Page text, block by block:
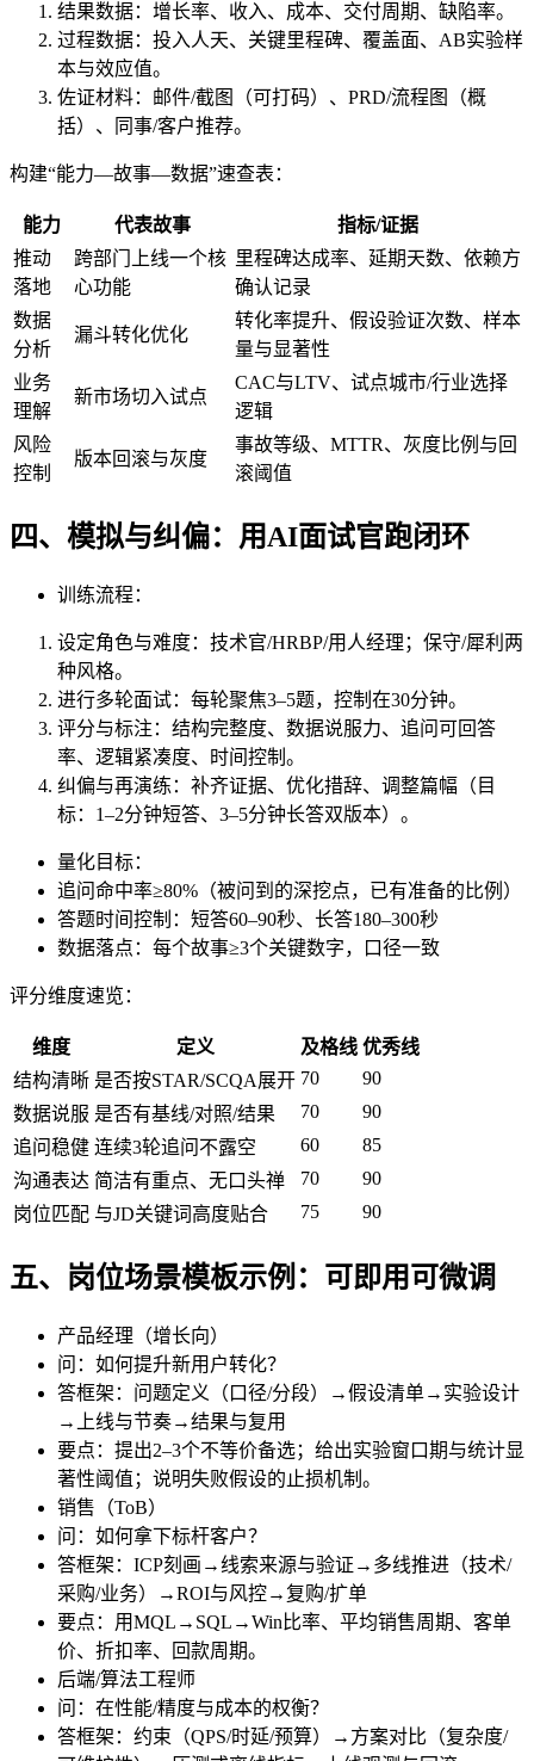
结果数据：增长率、收入、成本、交付周期、缺陷率。
过程数据：投入人天、关键里程碑、覆盖面、AB实验样
本与效应值。
佐证材料：邮件/截图（可打码）、PRD/流程图（概
括）、同事/客户推荐。
构建“能力—故事—数据”速查表：
能力 代表故事
指标/证据
推动
落地
跨部门上线一个核
心功能
里程碑达成率、延期天数、依赖方
确认记录
数据
分析
漏斗转化优化
转化率提升、假设验证次数、样本
量与显著性
业务
理解
新市场切入试点
CAC与LTV、试点城市/行业选择
逻辑
风险
控制
版本回滚与灰度
事故等级、MTTR、灰度比例与回
滚阈值
四、模拟与纠偏：用AI面试官跑闭环
训练流程：
设定角色与难度：技术官/HRBP/用人经理；保守/犀利两
种风格。
进行多轮面试：每轮聚焦3–5题，控制在30分钟。
评分与标注：结构完整度、数据说服力、追问可回答
率、逻辑紧凑度、时间控制。
纠偏与再演练：补齐证据、优化措辞、调整篇幅（目
标：1–2分钟短答、3–5分钟长答双版本）。
量化目标：
追问命中率≥80%（被问到的深挖点，已有准备的比例）
答题时间控制：短答60–90秒、长答180–300秒
数据落点：每个故事≥3个关键数字，口径一致
评分维度速览：
维度 定义 及格线 优秀线
结构清晰 是否按STAR/SCQA展开 70
90
数据说服 是否有基线/对照/结果 70
90
追问稳健 连续3轮追问不露空 60
85
沟通表达 简洁有重点、无口头禅 70
90
岗位匹配 与JD关键词高度贴合 75 90
五、岗位场景模板示例：可即用可微调
产品经理（增长向）
问：如何提升新用户转化？
答框架：问题定义（口径/分段）→假设清单→实验设计
→上线与节奏→结果与复用
要点：提出2–3个不等价备选；给出实验窗口期与统计显
著性阈值；说明失败假设的止损机制。
销售（ToB）
问：如何拿下标杆客户？
答框架：ICP刻画→线索来源与验证→多线推进（技术/
采购/业务）→ROI与风控→复购/扩单
要点：用MQL→SQL→Win比率、平均销售周期、客单
价、折扣率、回款周期。
后端/算法工程师
问：在性能/精度与成本的权衡？
答框架：约束（QPS/时延/预算）→方案对比（复杂度/